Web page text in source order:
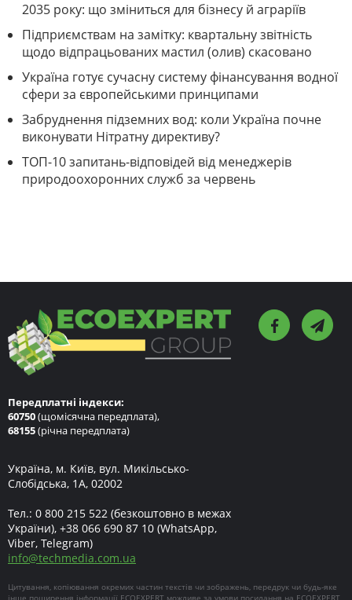
2035 року: що зміниться для бізнесу й аграріїв
Підприємствам на замітку: квартальну звітність
щодо відпрацьованих мастил (олив) скасовано
Україна готує сучасну систему фінансування водної
сфери за європейськими принципами
Забруднення підземних вод: коли Україна почне
виконувати Нітратну директиву?
ТОП-10 запитань-відповідей від менеджерів
природоохоронних служб за червень
Передплатні індекси:
60750(щомісячна передплата),
68155(річна передплата)
Україна, м. Київ, вул. Микільсько-
Слобідська, 1А, 02002
Тел.: 0 800 215 522 (безкоштовно в межах
України), +38 066 690 87 10 (WhatsApp,
Viber, Telegram)
info@techmedia.com.ua
Цитування, копіювання окремих частин текстів чи зображень, передрук чи будь-яке
інше поширення інформації ECOEXPERT можливе за умови посилання на ECOEXPERT